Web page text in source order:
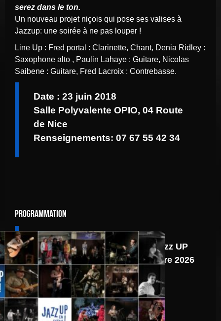
serez dans le ton.
Un nouveau projet niçois qui pose ses valises à
Jazzup: une soirée à ne pas louper !
Line Up : Fred portal : Clarinette, Chant, Denia Ridley :
Saxophone alto , Paulin Lahaye : Guitare, Nicolas
Saibene : Guitare, Fred Lacroix : Contrebasse.
Date : 23 juin 2018
Salle Polyvalente OPIO, 04 Route
de Nice
Renseignements: 07 67 55 42 34
Programmation
6 août
Programmation Jazz UP
du second semestre 2026